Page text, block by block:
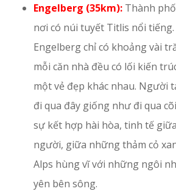
Engelberg (35km): Thành
nơi có núi tuyết Titlis nổi
Engelberg chỉ có khoảng vài
mỗi căn nhà đều có lối kiến
một vẻ đẹp khác nhau. Người
đi qua đây giống như đi qua
sự kết hợp hài hòa, tinh tế
người, giữa những thảm cỏ
Alps hùng vĩ với những ngôi
yên bên sông.